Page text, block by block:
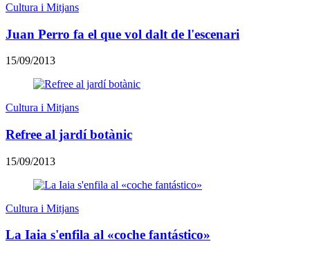
Cultura i Mitjans
Juan Perro fa el que vol dalt de l'escenari
15/09/2013
Cultura i Mitjans
Refree al jardí botànic
15/09/2013
Cultura i Mitjans
La Iaia s'enfila al «coche fantástico»